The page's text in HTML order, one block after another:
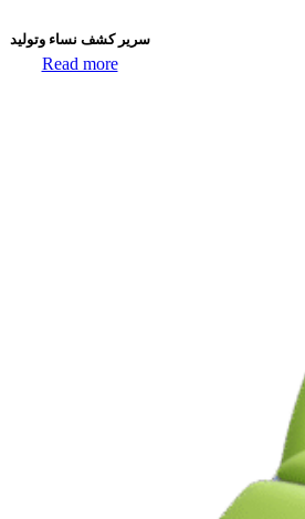
سرير كشف نساء وتوليد
Read more